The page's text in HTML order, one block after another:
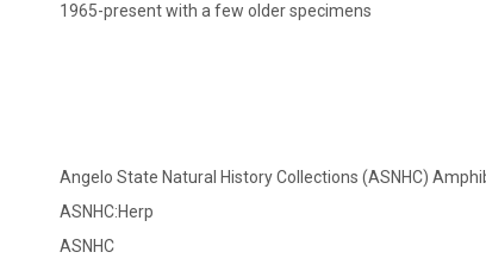
1965-present with a few older specimens
Angelo State Natural History Collections (ASNHC)
ASNHC:Herp
ASNHC